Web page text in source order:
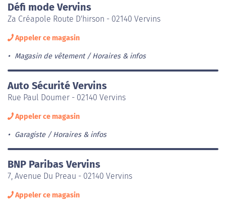
Défi mode Vervins
Za Créapole Route D'hirson - 02140 Vervins
Appeler ce magasin
Magasin de vêtement Horaires & infos
Auto Sécurité Vervins
Rue Paul Doumer - 02140 Vervins
Appeler ce magasin
Garagiste Horaires & infos
BNP Paribas Vervins
7, Avenue Du Preau - 02140 Vervins
Appeler ce magasin